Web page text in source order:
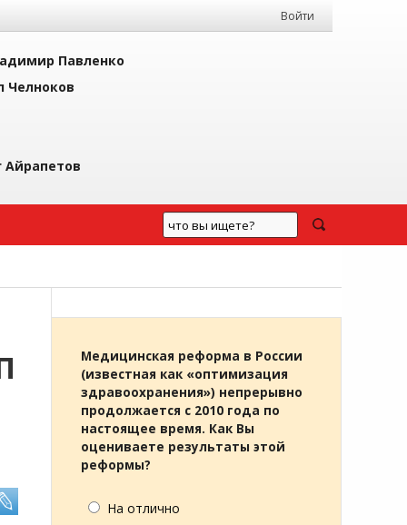
Войти
Павленко
Челноков
Айрапетов
Медицинская реформа в России
(известная как «оптимизация
здравоохранения») непрерывно
продолжается с 2010 года по
настоящее время. Как Вы
оцениваете результаты этой
реформы?
На отлично